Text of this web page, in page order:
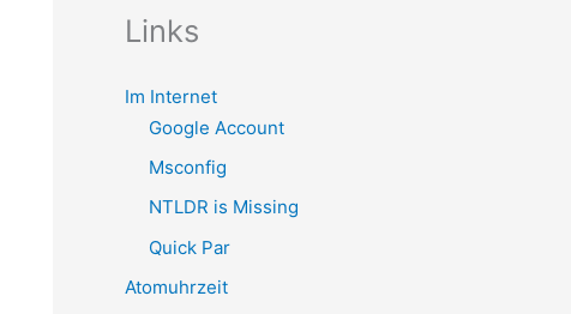
Links
Im Internet
Google Account
Msconfig
NTLDR is Missing
Quick Par
Atomuhrzeit